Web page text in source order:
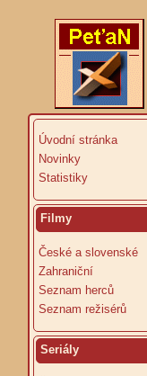
Úvodní stránka
Novinky
Statistiky
Filmy
České a slovenské
Zahraniční
Seznam herců
Seznam režisérů
Seriály